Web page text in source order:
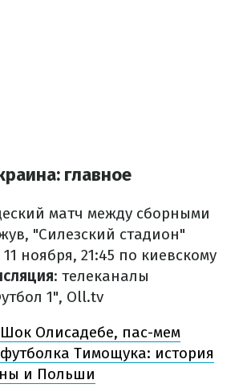
главное
матч между сборными
"Силезский стадион"
ноября, 21:45 по киевскому
: телеканалы
1", Oll.tv
Шок Олисадебе, пас-мем
Тимощука: история
и Польши